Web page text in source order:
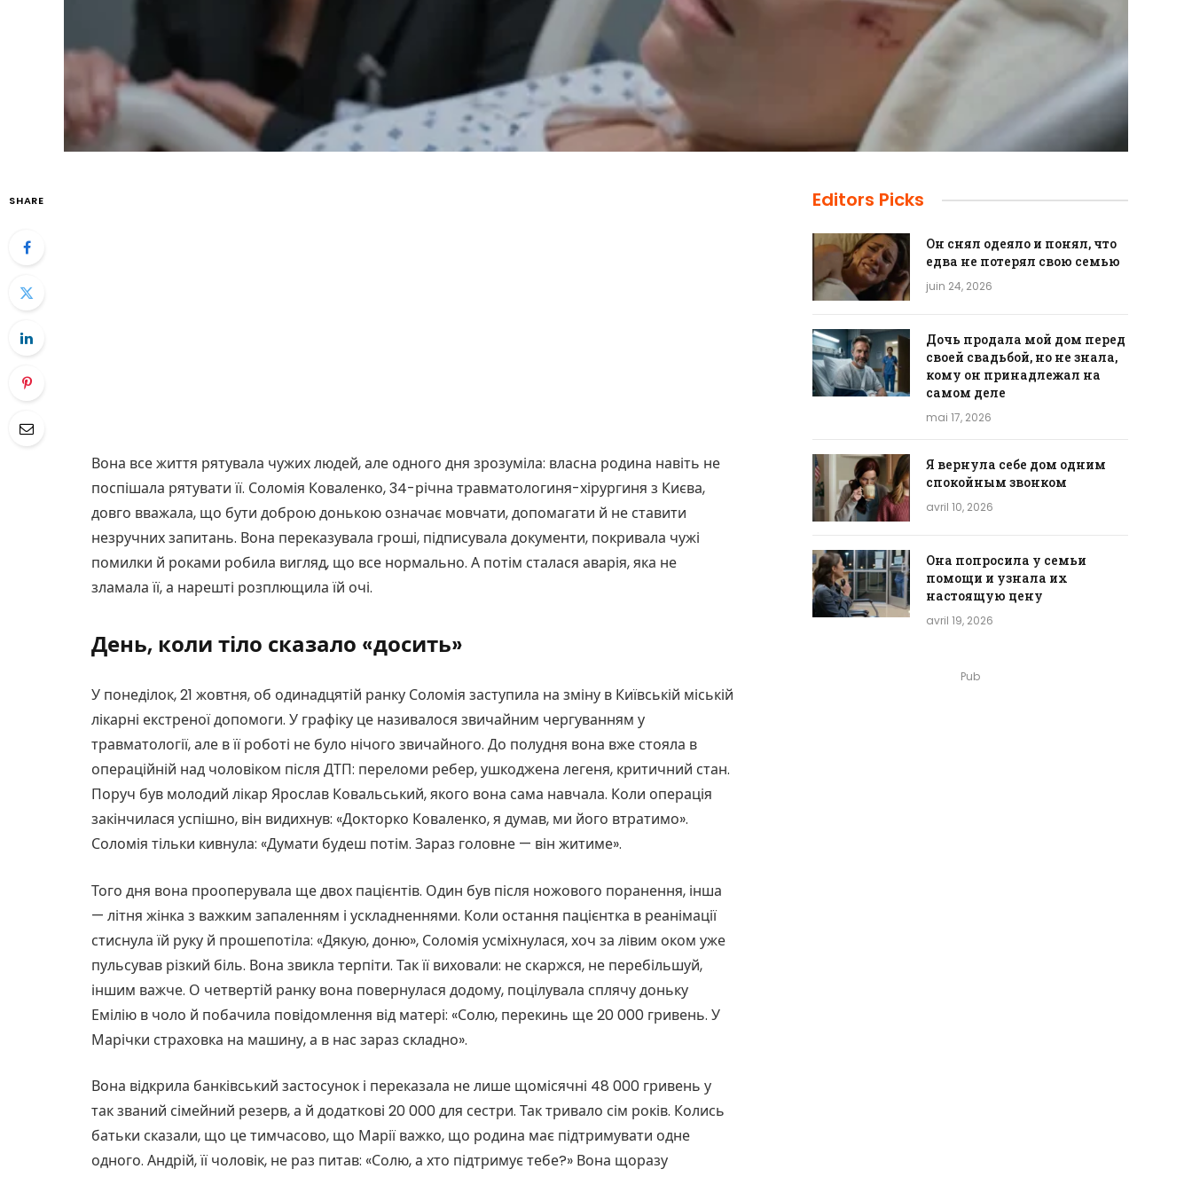
SHARE
Вона все життя рятувала чужих людей, але одного дня зрозуміла: власна родина навіть не
поспішала рятувати її. Соломія Коваленко, 34-річна травматологиня-хірургиня з Києва,
довго вважала, що бути доброю донькою означає мовчати, допомагати й не ставити
незручних запитань. Вона переказувала гроші, підписувала документи, покривала чужі
помилки й роками робила вигляд, що все нормально. А потім сталася аварія, яка не
зламала її, а нарешті розплющила їй очі.
День, коли тіло сказало «досить»
У понеділок, 21 жовтня, об одинадцятій ранку Соломія заступила на зміну в Київській міській
лікарні екстреної допомоги. У графіку це називалося звичайним чергуванням у
травматології, але в її роботі не було нічого звичайного. До полудня вона вже стояла в
операційній над чоловіком після ДТП: переломи ребер, ушкоджена легеня, критичний стан.
Поруч був молодий лікар Ярослав Ковальський, якого вона сама навчала. Коли операція
закінчилася успішно, він видихнув: «Докторко Коваленко, я думав, ми його втратимо».
Соломія тільки кивнула: «Думати будеш потім. Зараз головне — він житиме».
Того дня вона прооперувала ще двох пацієнтів. Один був після ножового поранення, інша
— літня жінка з важким запаленням і ускладненнями. Коли остання пацієнтка в реанімації
стиснула їй руку й прошепотіла: «Дякую, доню», Соломія усміхнулася, хоч за лівим оком уже
пульсував різкий біль. Вона звикла терпіти. Так її виховали: не скаржся, не перебільшуй,
іншим важче. О четвертій ранку вона повернулася додому, поцілувала сплячу доньку
Емілію в чоло й побачила повідомлення від матері: «Солю, перекинь ще 20 000 гривень. У
Марічки страховка на машину, а в нас зараз складно».
Вона відкрила банківський застосунок і переказала не лише щомісячні 48 000 гривень у
так званий сімейний резерв, а й додаткові 20 000 для сестри. Так тривало сім років. Колись
батьки сказали, що це тимчасово, що Марії важко, що родина має підтримувати одне
одного. Андрій, її чоловік, не раз питав: «Солю, а хто підтримує тебе?» Вона щоразу
Editors Picks
Он снял одеяло и понял, что
едва не потерял свою семью
juin 24, 2026
Дочь продала мой дом перед
своей свадьбой, но не знала,
кому он принадлежал на
самом деле
mai 17, 2026
Я вернула себе дом одним
спокойным звонком
avril 10, 2026
Она попросила у семьи
помощи и узнала их
настоящую цену
avril 19, 2026
Pub